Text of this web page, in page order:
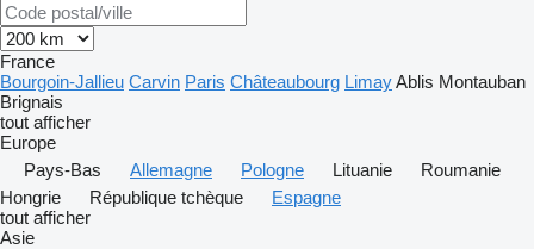
France
Bourgoin-Jallieu Carvin Paris Châteaubourg LimayAblis Montauban
Brignais
tout afficher
Europe
Pays-Bas
Allemagne Pologne Lituanie
Roumanie
Hongrie
République tchèque
Espagne
tout afficher
Asie